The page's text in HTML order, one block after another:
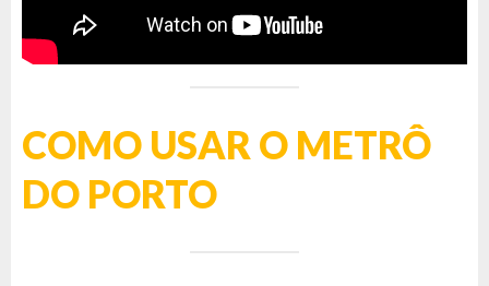
COMO USAR O METRÔ
DO PORTO